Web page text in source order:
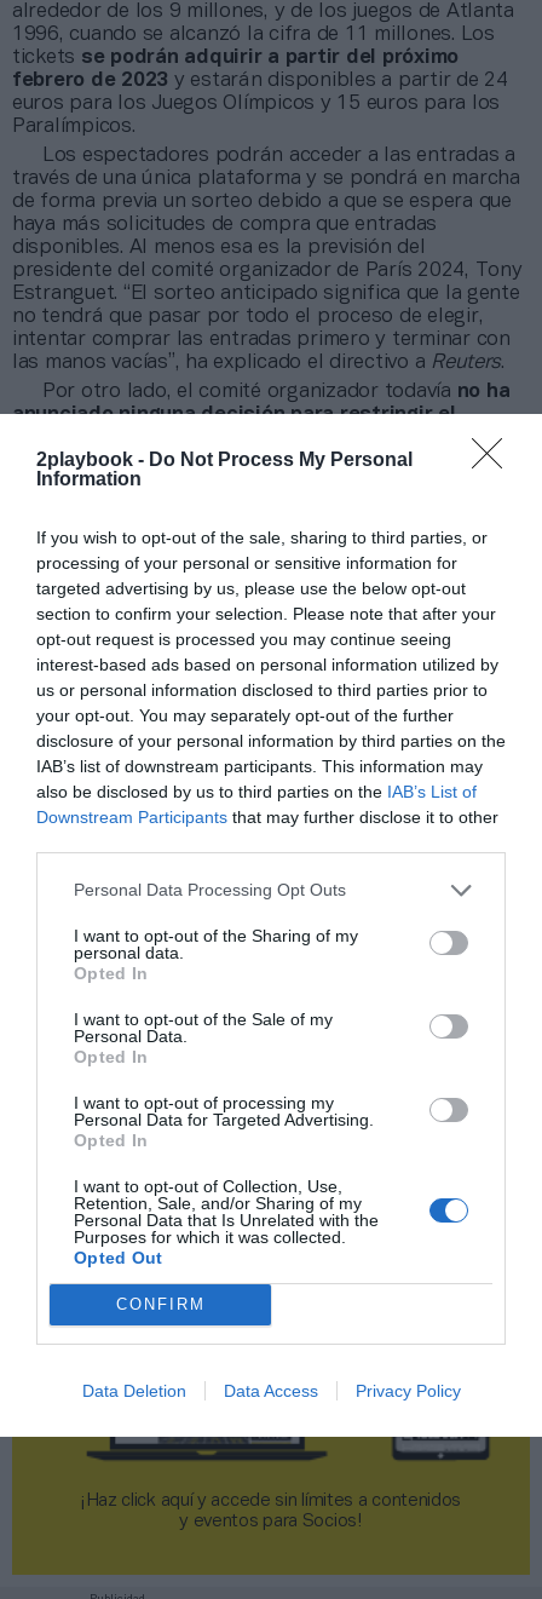
2playbook - Do Not Process My Personal
Information
If you wish to opt-out of the sale, sharing to third parties, or
processing of your personal or sensitive information for
targeted advertising by us, please use the below opt-out
section to confirm your selection. Please note that after your
opt-out request is processed you may continue seeing
interest-based ads based on personal information utilized by
us or personal information disclosed to third parties prior to
your opt-out. You may separately opt-out of the further
disclosure of your personal information by third parties on the
IAB’s list of downstream participants. This information may
also be disclosed by us to third parties on the IAB’s List of
Downstream Participants that may further disclose it to other
Personal Data Processing Opt Outs
I want to opt-out of the Sharing of my
personal data.
Opted In
I want to opt-out of the Sale of my
Personal Data.
Opted In
I want to opt-out of processing my
Personal Data for Targeted Advertising.
Opted In
I want to opt-out of Collection, Use,
Retention, Sale, and/or Sharing of my
Personal Data that Is Unrelated with the
Purposes for which it was collected.
Opted Out
CONFIRM
Data Deletion Data Access Privacy Policy
2P
alrededor de los 9 millones, y de los juegos de Atlanta
1996, cuando se alcanzó la cifra de 11 millones. Los
tickets se podrán adquirir a partir del próximo
febrero de 2023 y estarán disponibles a partir de 24
euros para los Juegos Olímpicos y 15 euros para los
Paralímpicos.
Los espectadores podrán acceder a las entradas a
través de una única plataforma y se pondrá en marcha
de forma previa un sorteo debido a que se espera que
haya más solicitudes de compra que entradas
disponibles. Al menos esa es la previsión del
presidente del comité organizador de París 2024, Tony
Estranguet. “El sorteo anticipado significa que la gente
no tendrá que pasar por todo el proceso de elegir,
intentar comprar las entradas primero y terminar con
las manos vacías”, ha explicado el directivo a Reuters.
Por otro lado, el comité organizador todavía no ha
anunciado ninguna decisión para restringir el
a los
diferentes eventos durante la celebración de los
Juegos. “Lo discutiremos en los próximos meses, pero
Estranguet.
Añadir2Playbookcomo fuente preferida de Google
de forma gratuita
Mantente informado con las últimas noticias de actualidad.
ACTIVAR AHORA
Compartir
Imprimir
Publicidad
2Playbook Club
¡Haz click aquí y accede sin límites a contenidos
y eventos para Socios!​​​​​​​